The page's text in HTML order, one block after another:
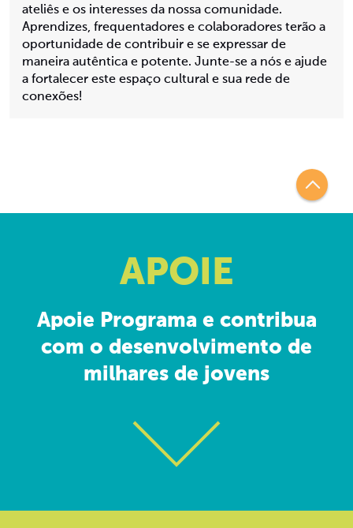
ateliês e os interesses da nossa comunidade.
Aprendizes, frequentadores e colaboradores terão a
oportunidade de contribuir e se expressar de
maneira autêntica e potente. Junte-se a nós e ajude
a fortalecer este espaço cultural e sua rede de
conexões!
APOIE
Apoie Programa e contribua
com o desenvolvimento de
milhares de jovens